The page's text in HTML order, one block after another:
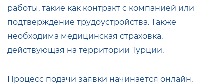
работы, такие как контракт с компанией или
подтверждение трудоустройства. Также
необходима медицинская страховка,
действующая на территории Турции.
Процесс подачи заявки начинается онлайн,